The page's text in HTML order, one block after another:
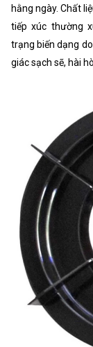
hằng ngày. Chất
tiếp xúc thường
trạng biến dạng
giác sạch sẽ, hài